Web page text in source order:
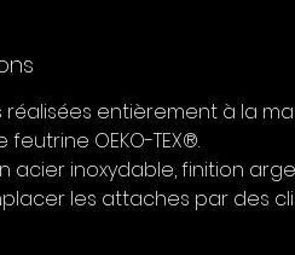
réalisées entièrement à la
OEKO-TEX®.
acier inoxydable, finition
les attaches par des